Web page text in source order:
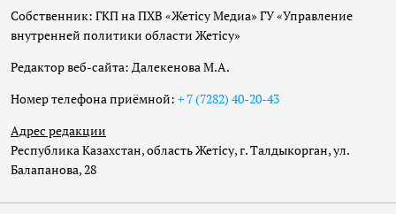
Собственник: ГКП на ПХВ «Жетісу Медиа» ГУ «Управление
внутренней политики области Жетісу»
Редактор веб-сайта: Далекенова М.А.
Номер телефона приёмной: + 7 (7282) 40-20-43
Адрес редакции
Республика Казахстан, область Жетісу, г. Талдыкорган, ул.
Балапанова, 28